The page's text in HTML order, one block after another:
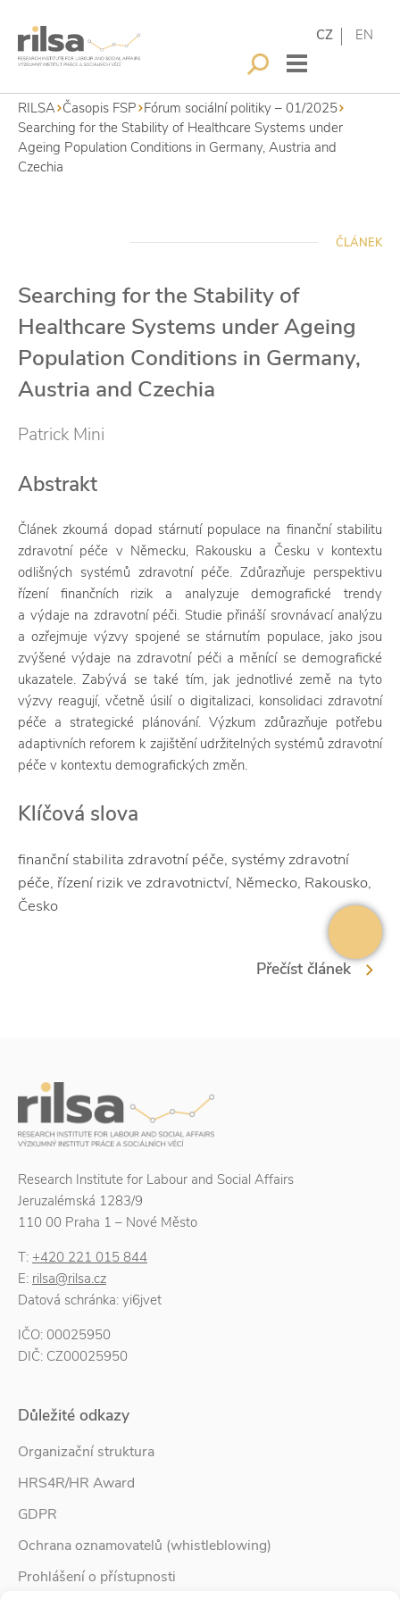
CZ EN
RILSA Časopis FSP Fórum sociální politiky – 01/2025
Searching for the Stability of Healthcare Systems under
Ageing Population Conditions in Germany, Austria and
Czechia
ČLÁNEK
Searching for the Stability of
Healthcare Systems under Ageing
Population Conditions in Germany,
Austria and Czechia
Patrick Mini
Abstrakt
Článek zkoumá dopad stárnutí populace na finanční stabilitu
zdravotní péče v Německu, Rakousku a Česku v kontextu
odlišných systémů zdravotní péče. Zdůrazňuje perspektivu
řízení finančních rizik a analyzuje demografické trendy
a výdaje na zdravotní péči. Studie přináší srovnávací analýzu
a ozřejmuje výzvy spojené se stárnutím populace, jako jsou
zvýšené výdaje na zdravotní péči a měnící se demografické
ukazatele. Zabývá se také tím, jak jednotlivé země na tyto
výzvy reagují, včetně úsilí o digitalizaci, konsolidaci zdravotní
péče a strategické plánování. Výzkum zdůrazňuje potřebu
adaptivních reforem k zajištění udržitelných systémů zdravotní
péče v kontextu demografických změn.
Klíčová slova
finanční stabilita zdravotní péče, systémy zdravotní
péče, řízení rizik ve zdravotnictví, Německo, Rakousko,
Česko
Přečíst článek
Research Institute for Labour and Social Affairs
Jeruzalémská 1283/9
110 00 Praha 1 – Nové Město
T: +420 221 015 844
E: rilsa@rilsa.cz
Datová schránka: yi6jvet
IČO: 00025950
DIČ: CZ00025950
Důležité odkazy
Organizační struktura
HRS4R/HR Award
GDPR
Ochrana oznamovatelů (whistleblowing)
Prohlášení o přístupnosti